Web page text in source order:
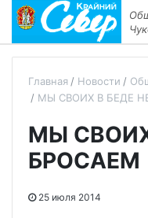
Главная Новости
МЫ СВОИХ В БЕДЕ
МЫ
БРОСАЕМ
25 июля 2014